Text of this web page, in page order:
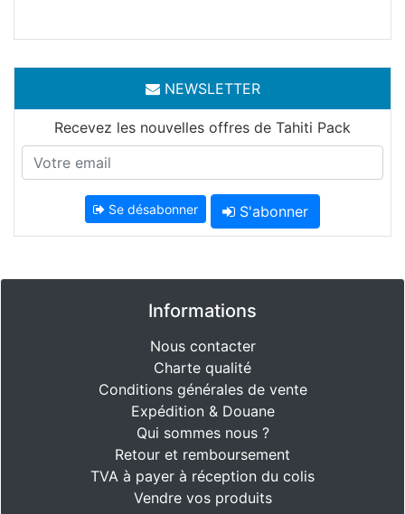
NEWSLETTER
Recevez les nouvelles offres de Tahiti Pack
Se désabonner S'abonner
Informations
Nous contacter
Charte qualité
Conditions générales de vente
Expédition & Douane
Qui sommes nous ?
Retour et remboursement
TVA à payer à réception du colis
Vendre vos produits